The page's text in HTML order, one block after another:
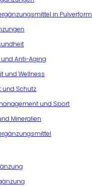
in Pulverform
Anti-Aging
und Wellness
Schutz
und Sport
Mineralien